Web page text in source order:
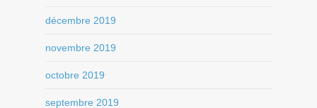
décembre 2019
novembre 2019
octobre 2019
septembre 2019